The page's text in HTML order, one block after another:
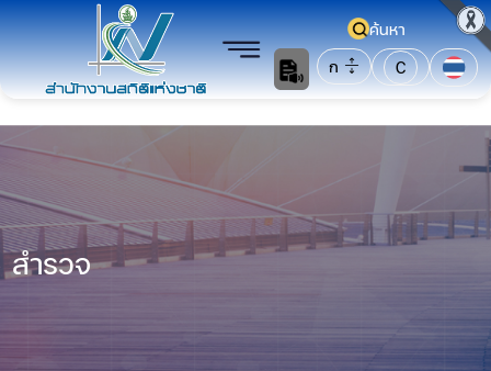
ค้นหา
ก
C
สำรวจ